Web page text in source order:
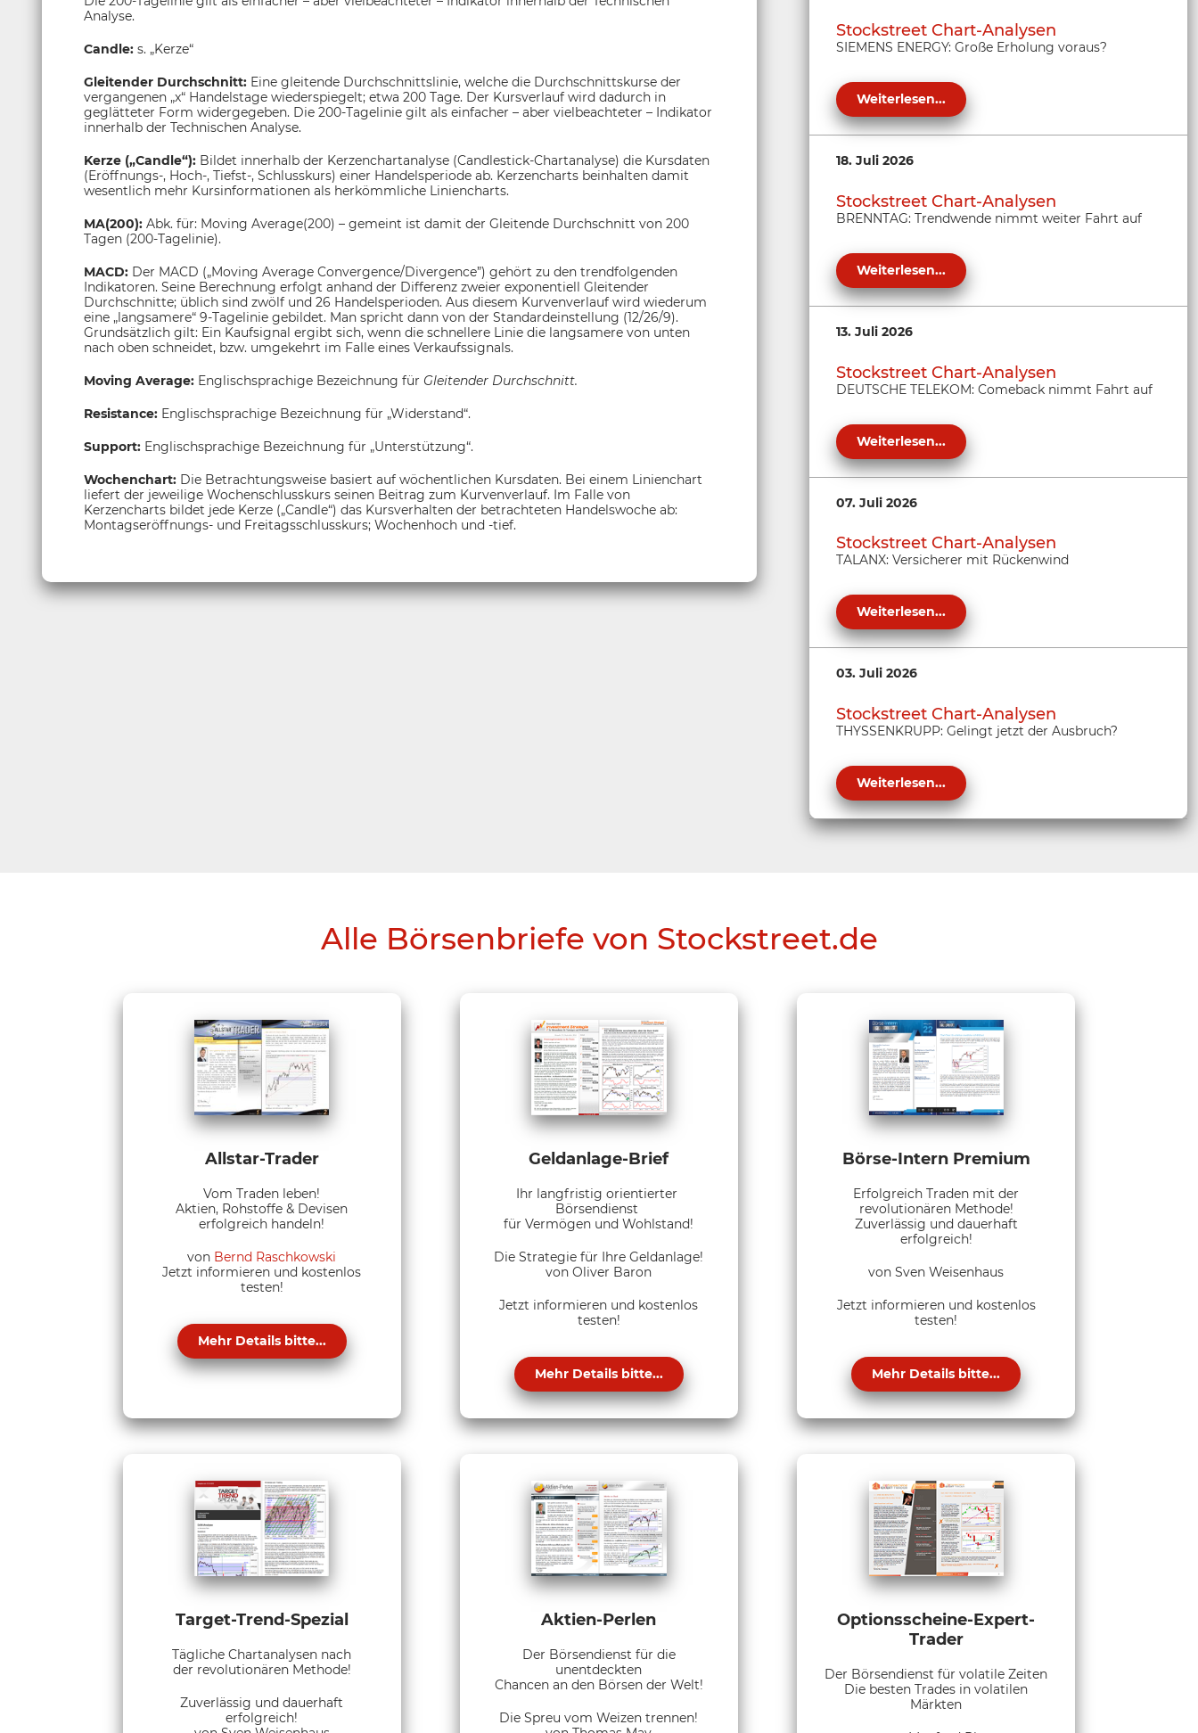
Analyse.
Candle: s. „Kerze“
Gleitender Durchschnitt: Eine gleitende Durchschnittslinie, welche die Durchschnittskurse der
vergangenen „x“ Handelstage wiederspiegelt; etwa 200 Tage. Der Kursverlauf wird dadurch in
geglätteter Form widergegeben. Die 200-Tagelinie gilt als einfacher – aber vielbeachteter – Indikator
innerhalb der Technischen Analyse.
Kerze („Candle“): Bildet innerhalb der Kerzenchartanalyse (Candlestick-Chartanalyse) die Kursdaten
(Eröffnungs-, Hoch-, Tiefst-, Schlusskurs) einer Handelsperiode ab. Kerzencharts beinhalten damit
wesentlich mehr Kursinformationen als herkömmliche Liniencharts.
MA(200): Abk. für: Moving Average(200) – gemeint ist damit der Gleitende Durchschnitt von 200
Tagen (200-Tagelinie).
MACD: Der MACD („Moving Average Convergence/Divergence”) gehört zu den trendfolgenden
Indikatoren. Seine Berechnung erfolgt anhand der Differenz zweier exponentiell Gleitender
Durchschnitte; üblich sind zwölf und 26 Handelsperioden. Aus diesem Kurvenverlauf wird wiederum
eine „langsamere“ 9-Tagelinie gebildet. Man spricht dann von der Standardeinstellung (12/26/9).
Grundsätzlich gilt: Ein Kaufsignal ergibt sich, wenn die schnellere Linie die langsamere von unten
nach oben schneidet, bzw. umgekehrt im Falle eines Verkaufssignals.
Moving Average: Englischsprachige Bezeichnung für Gleitender Durchschnitt.
Resistance: Englischsprachige Bezeichnung für „Widerstand“.
Support: Englischsprachige Bezeichnung für „Unterstützung“.
Wochenchart: Die Betrachtungsweise basiert auf wöchentlichen Kursdaten. Bei einem Linienchart
liefert der jeweilige Wochenschlusskurs seinen Beitrag zum Kurvenverlauf. Im Falle von
Kerzencharts bildet jede Kerze („Candle“) das Kursverhalten der betrachteten Handelswoche ab:
Montagseröffnungs- und Freitagsschlusskurs; Wochenhoch und -tief.
Stockstreet Chart-Analysen
SIEMENS ENERGY: Große Erholung voraus?
Weiterlesen...
18. Juli 2026
Stockstreet Chart-Analysen
BRENNTAG: Trendwende nimmt weiter Fahrt auf
Weiterlesen...
13. Juli 2026
Stockstreet Chart-Analysen
DEUTSCHE TELEKOM: Comeback nimmt Fahrt auf
Weiterlesen...
07. Juli 2026
Stockstreet Chart-Analysen
TALANX: Versicherer mit Rückenwind
Weiterlesen...
03. Juli 2026
Stockstreet Chart-Analysen
THYSSENKRUPP: Gelingt jetzt der Ausbruch?
Weiterlesen...
Alle Börsenbriefe von Stockstreet.de
Allstar-Trader
Vom Traden leben!
Aktien, Rohstoffe & Devisen
erfolgreich handeln!
von Bernd Raschkowski
Jetzt informieren und kostenlos
testen!
Mehr Details bitte...
Geldanlage-Brief
Ihr langfristig orientierter
Börsendienst
für Vermögen und Wohlstand!
Die Strategie für Ihre Geldanlage!
von Oliver Baron
Jetzt informieren und kostenlos
testen!
Mehr Details bitte...
Börse-Intern Premium
Erfolgreich Traden mit der
revolutionären Methode!
Zuverlässig und dauerhaft
erfolgreich!
von Sven Weisenhaus
Jetzt informieren und kostenlos
testen!
Mehr Details bitte...
Target-Trend-Spezial
Tägliche Chartanalysen nach
der revolutionären Methode!
Zuverlässig und dauerhaft
erfolgreich!
Aktien-Perlen
Der Börsendienst für die
unentdeckten
Chancen an den Börsen der Welt!
Die Spreu vom Weizen trennen!
Optionsscheine-Expert-
Trader
Der Börsendienst für volatile Zeiten
Die besten Trades in volatilen
Märkten